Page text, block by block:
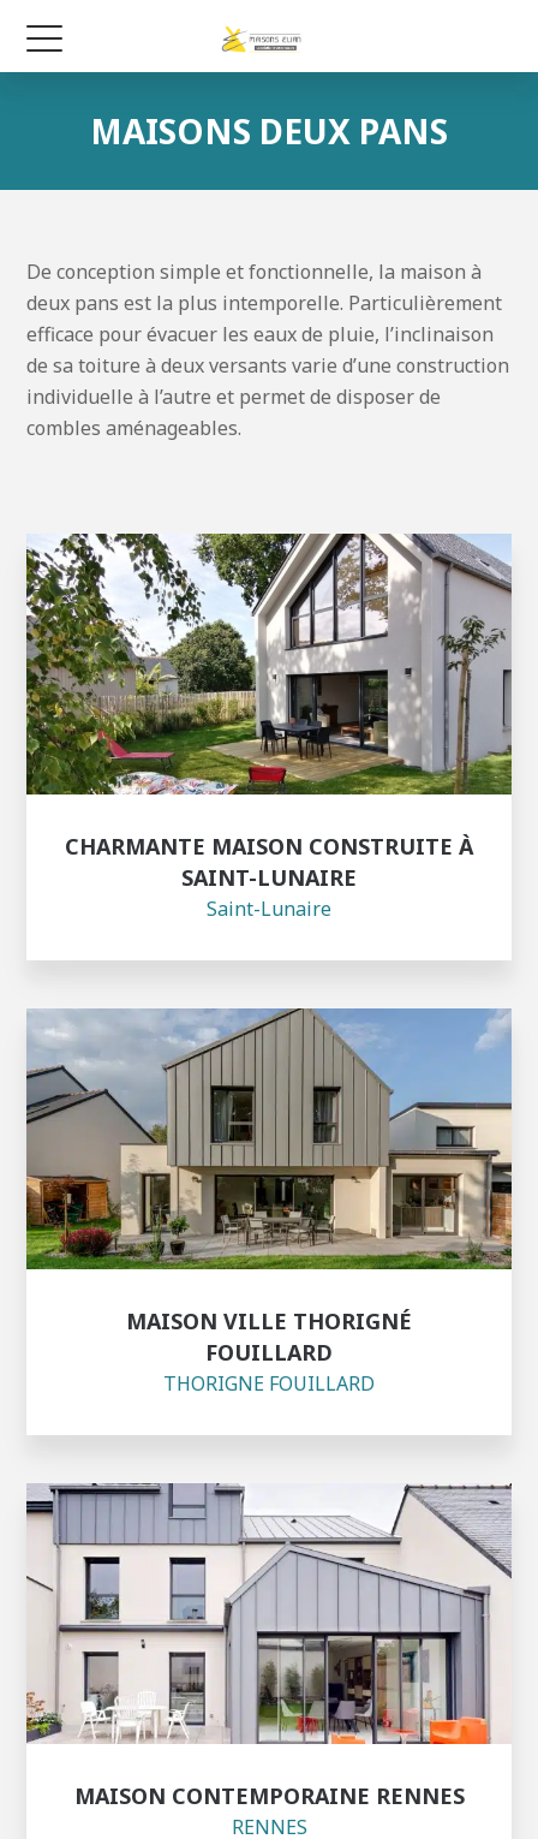
MAISONS DEUX PANS
De conception simple et fonctionnelle, la maison à
deux pans est la plus intemporelle. Particulièrement
efficace pour évacuer les eaux de pluie, l’inclinaison
de sa toiture à deux versants varie d’une construction
individuelle à l’autre et permet de disposer de
combles aménageables.
CHARMANTE MAISON CONSTRUITE À
SAINT-LUNAIRE
Saint-Lunaire
MAISON VILLE THORIGNÉ
FOUILLARD
THORIGNE FOUILLARD
MAISON CONTEMPORAINE RENNES
RENNES